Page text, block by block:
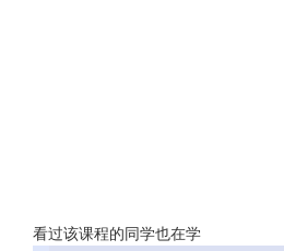
看过该课程的同学也在学